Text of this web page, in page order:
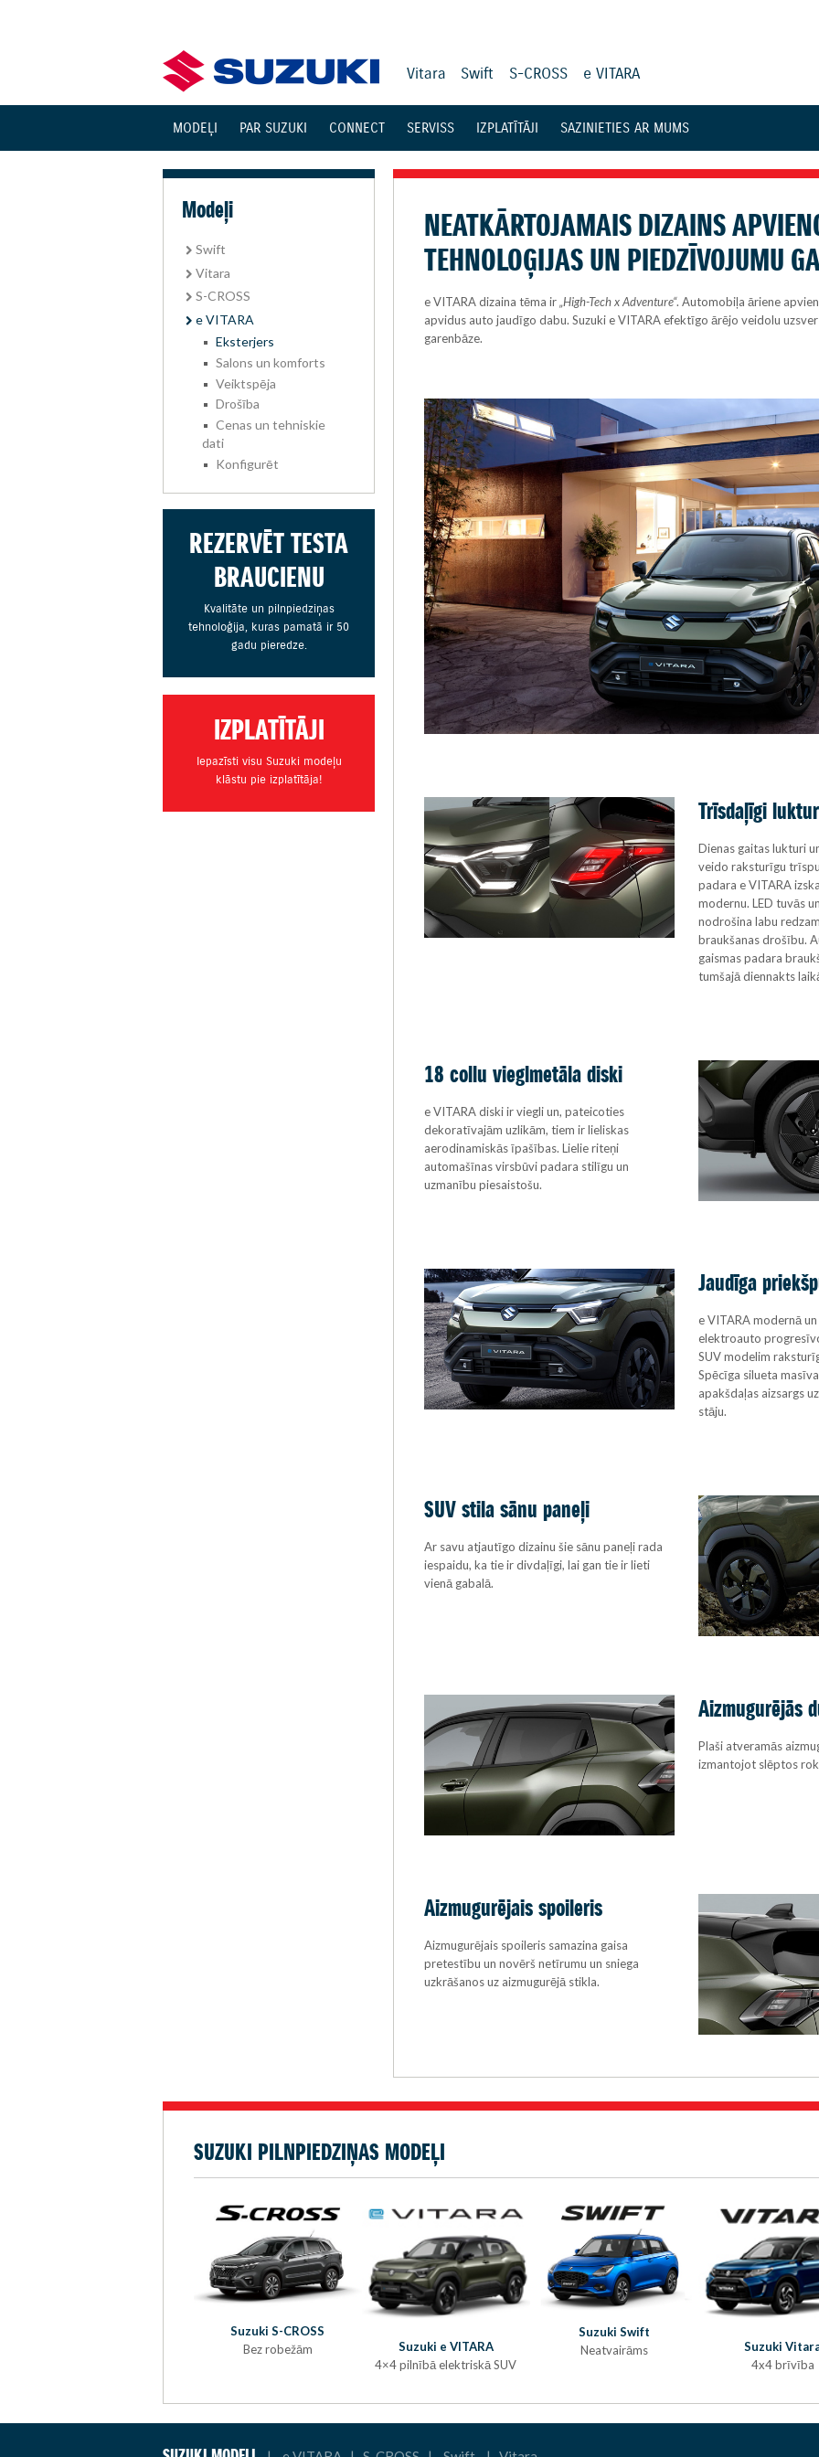
Vitara Swift S-CROSS e VITARA
MODEĻI PAR SUZUKI CONNECT SERVISS IZPLATĪTĀJI SAZINIETIES AR MUMS
Modeļi
Swift
Vitara
S-CROSS
e VITARA
Eksterjers
Salons un komforts
Veiktspēja
Drošība
Cenas un tehniskie
dati
Konfigurēt
REZERVĒT TESTA
BRAUCIENU
Kvalitāte un pilnpiedziņas
tehnoloģija, kuras pamatā ir 50
gadu pieredze.
IZPLATĪTĀJI
Iepazīsti visu Suzuki modeļu
klāstu pie izplatītāja!
NEATKĀRTOJAMAIS DIZAINS
TEHNOLOĢIJAS UN PIEDZĪVOJUMU
e VITARA dizaina tēma ir„High-Tech x Adventure“. Automobiļa āriene
apvidus auto jaudīgo dabu. Suzuki e VITARA efektīgo ārējo veidolu
garenbāze.
Trīsdaļīgi
Dienas gaitas lukturi
veido raksturīgu
padara e VITARA
modernu. LED tuvās
nodrošina labu
braukšanas drošību.
gaismas padara
tumšajā diennakts
18 collu vieglmetāla diski
e VITARA diski ir viegli un, pateicoties
dekoratīvajām uzlikām, tiem ir lieliskas
aerodinamiskās īpašības. Lielie riteņi
automašīnas virsbūvi padara stilīgu un
uzmanību piesaistošu.
Jaudīga
e VITARA modernā
elektroauto
SUV modelim
Spēcīga silueta
apakšdaļas aizsargs
stāju.
SUV stila sānu paneļi
Ar savu atjautīgo dizainu šie sānu paneļi rada
iespaidu, ka tie ir divdaļīgi, lai gan tie ir lieti
vienā gabalā.
Aizmugurējās
Plaši atveramās
izmantojot slēptos
Aizmugurējais spoileris
Aizmugurējais spoileris samazina gaisa
pretestību un novērš netīrumu un sniega
uzkrāšanos uz aizmugurējā stikla.
SUZUKI PILNPIEDZIŅAS MODEĻI
Suzuki S-CROSS
Bez robežām
Suzuki e VITARA
4×4 pilnībā elektriskā SUV
Suzuki Swift
Neatvairāms
Suzuki
4x4 brīvība